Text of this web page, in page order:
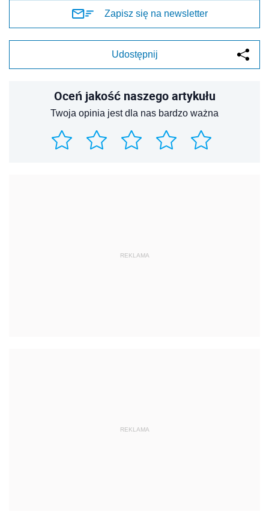
Zapisz się na newsletter
Udostępnij
Oceń jakość naszego artykułu
Twoja opinia jest dla nas bardzo ważna
REKLAMA
REKLAMA